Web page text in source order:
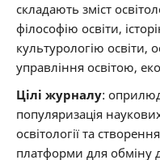
складають зміст
філософію освіти,
культурологію освіти,
управління освітою,
Цілі журналу:
популяризація
освітології та
платформи для обміну